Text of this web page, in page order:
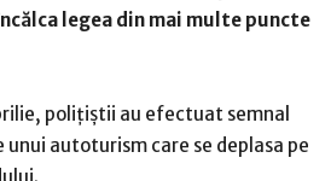
legea din mai multe puncte
polițiștii au efectuat semnal
autoturism care se deplasa pe